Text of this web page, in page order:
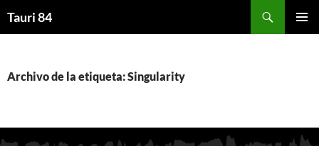
Tauri 84
Archivo de la etiqueta: Singularity